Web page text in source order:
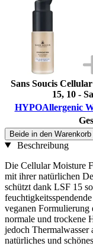
Sans Soucis
15, 10 -
HYPOAllergenic
Beide in den Warenkorb
Beschreibung
Die Cellular Moisture
mit ihrer natürlichen
schützt dank LSF 15
veganen
normale und trockene
jedoch Thermalwasser
natürliches und